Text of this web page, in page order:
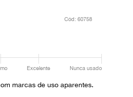
: 60758
Excelente Nunca usado
marcas de uso aparentes.